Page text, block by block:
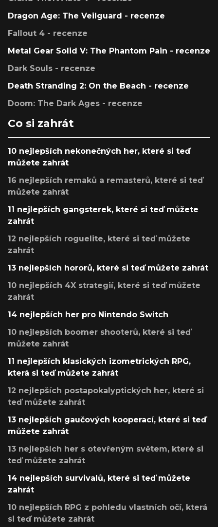
Dragon Age: The Veilguard - recenze
Fallout 4 - recenze
Metal Gear Solid V: The Phantom Pain - recenze
Dark Souls - recenze
Death Stranding 2: On the Beach - recenze
Doom: The Dark Ages - recenze
Co si zahrát
10 nejlepších nekonečných her, které si teď
můžete zahrát
16 nejlepších remaků a remasterů, které si teď
můžete zahrát
11 nejlepších gangsterek, které si teď můžete
zahrát
12 nejlepších roguelite, které si teď můžete
zahrát
13 nejlepších hororů, které si teď můžete zahrát
10 nejlepších 4X strategií, které si teď můžete
zahrát
14 nejlepších her pro Nintendo Switch
10 nejlepších boomer shooterů, které si teď
můžete zahrát
11 nejlepších klasických izometrických RPG,
která si teď můžete zahrát
12 nejlepších postapokalyptických her, které si
teď můžete zahrát
13 nejlepších gaučových kooperací, které si teď
můžete zahrát
13 nejlepších her s otevřeným světem, které si
teď můžete zahrát
14 nejlepších survivalů, které si teď můžete
zahrát
10 nejlepších RPG z pohledu vlastních očí, která
si teď můžete zahrát